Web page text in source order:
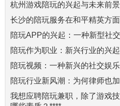
杭州游戏陪玩的兴起与未来前景
长沙的陪玩服务在和平精英方
陪玩APP的兴起：一种新型社
陪玩作为职业：新兴行业的兴
陪玩视频：一种新兴的社交娱
陪玩行业新风潮：为何律师也
我想应聘陪玩兼职，除了游戏